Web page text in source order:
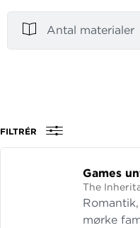
Antal materialer
FILTRÉR
Games
The
mørke